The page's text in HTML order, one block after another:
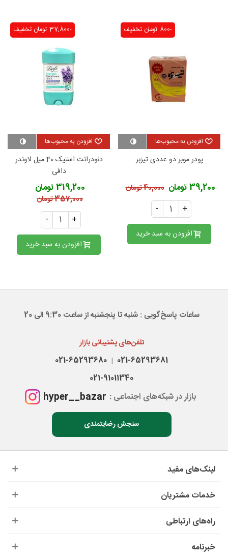
تخفیف -800 تومان
افزودن به محبوب‌ها
پودر موبر دو عددی تیزبر
39,200 تومان 40,000 تومان
- +
افزودن به سبد خرید
تخفیف -37,800 تومان
افزودن به محبوب‌ها
دئودرانت استیک 40 میل لاوندر
دافی
319,200 تومان
357,000 تومان
- +
افزودن به سبد خرید
ساعات پاسخ‌گویی : شنبه تا پنجشنبه از ساعت 9:30 الی 20
تلفن‌های پشتیبانی بازار
021-65293681
|
021-65293680
021-91011340
بازار در شبکه‌های اجتماعی : hyper__bazar
سنجش رضایتمندی
لینک‌های مفید
خدمات مشتریان
راه‌های ارتباطی
خبرنامه